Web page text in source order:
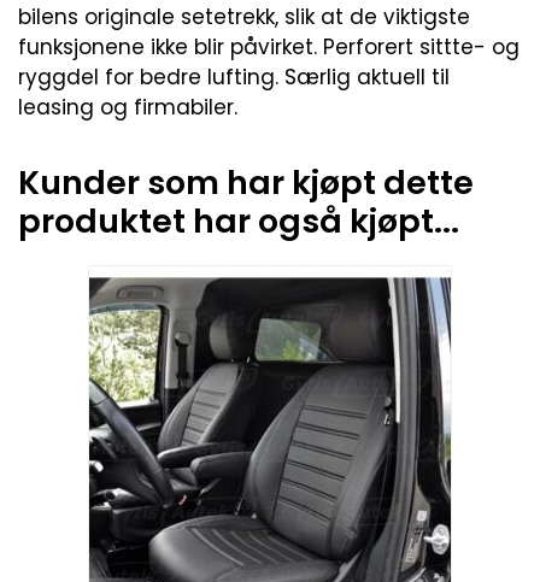
bilens originale setetrekk, slik at de viktigste
funksjonene ikke blir påvirket. Perforert sittte- og
ryggdel for bedre lufting. Særlig aktuell til
leasing og firmabiler.
Kunder som har kjøpt dette
produktet har også kjøpt...